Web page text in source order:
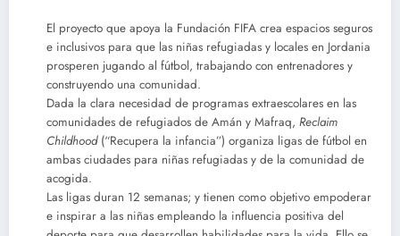
El proyecto que apoya la Fundación FIFA crea espacios seguros
e inclusivos para que las niñas refugiadas y locales en Jordania
prosperen jugando al fútbol, trabajando con entrenadores y
construyendo una comunidad.
Dada la clara necesidad de programas extraescolares en las
comunidades de refugiados de Amán y Mafraq, Reclaim
Childhood(“Recupera la infancia”) organiza ligas de fútbol en
ambas ciudades para niñas refugiadas y de la comunidad de
acogida.
Las ligas duran 12 semanas; y tienen como objetivo empoderar
e inspirar a las niñas empleando la influencia positiva del